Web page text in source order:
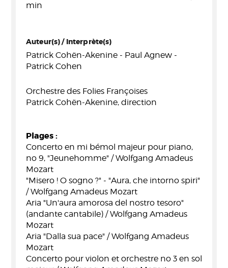
min
Auteur(s) / Interprète(s)
Patrick Cohën-Akenine - Paul Agnew -
Patrick Cohen
Orchestre des Folies Françoises
Patrick Cohën-Akenine, direction
Plages :
Concerto en mi bémol majeur pour piano,
no 9, "Jeunehomme" / Wolfgang Amadeus
Mozart
"Misero ! O sogno ?" - "Aura, che intorno spiri"
/ Wolfgang Amadeus Mozart
Aria "Un'aura amorosa del nostro tesoro"
(andante cantabile) / Wolfgang Amadeus
Mozart
Aria "Dalla sua pace" / Wolfgang Amadeus
Mozart
Concerto pour violon et orchestre no 3 en sol